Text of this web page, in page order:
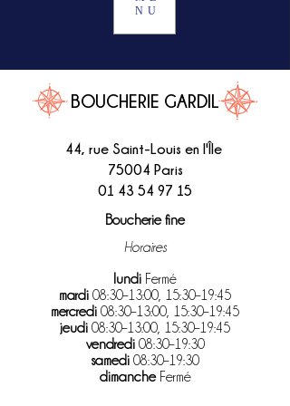
NU
BOUCHERIE GARDIL
44, rue Saint-Louis en l'Île
75004 Paris
01 43 54 97 15
Boucherie fine
Horaires
lundi Fermé
mardi 08:30–13:00, 15:30–19:45
mercredi 08:30–13:00, 15:30–19:45
jeudi 08:30–13:00, 15:30–19:45
vendredi 08:30–19:30
samedi 08:30–19:30
dimanche Fermé